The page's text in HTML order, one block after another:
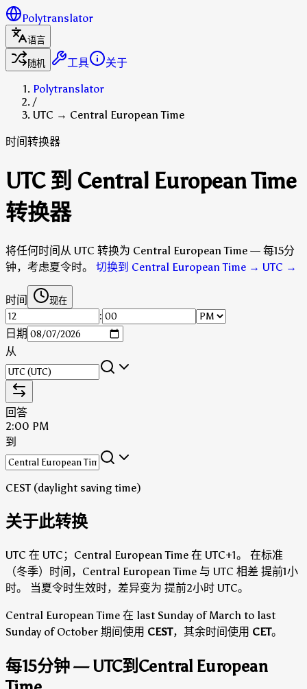
Polytranslator
语言
随机
工具
关于
Polytranslator
/
UTC → Central European Time
时间转换器
UTC 到 Central European Time
转换器
将任何时间从 UTC 转换为 Central European Time — 每15分
钟，考虑夏令时。
切换到 Central European Time → UTC →
时间 现在
:
日期
从
回答
2:00 PM
到
CEST (daylight saving time)
关于此转换
UTC 在 UTC；Central European Time 在 UTC+1。
在标准
（冬季）时间，Central European Time 与 UTC 相差 提前1小
时。
当夏令时生效时，差异变为 提前2小时 UTC。
Central European Time 在 last Sunday of March to last
Sunday of October 期间使用 CEST，其余时间使用 CET。
每15分钟 — UTC到Central European